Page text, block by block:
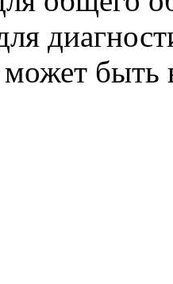
быть